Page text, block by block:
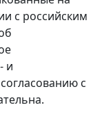
с российским
и
с